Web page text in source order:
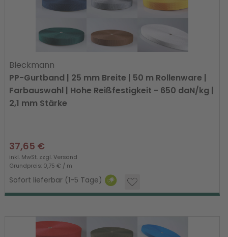
Bleckmann
PP-Gurtband | 25 mm Breite | 50 m Rollenware |
Farbauswahl | Hohe Reißfestigkeit - 650 daN/kg |
2,1 mm Stärke
37,65 €
inkl. MwSt. zzgl.Versand
Grundpreis: 0,75 € / m
Sofort lieferbar (1-5 Tage)